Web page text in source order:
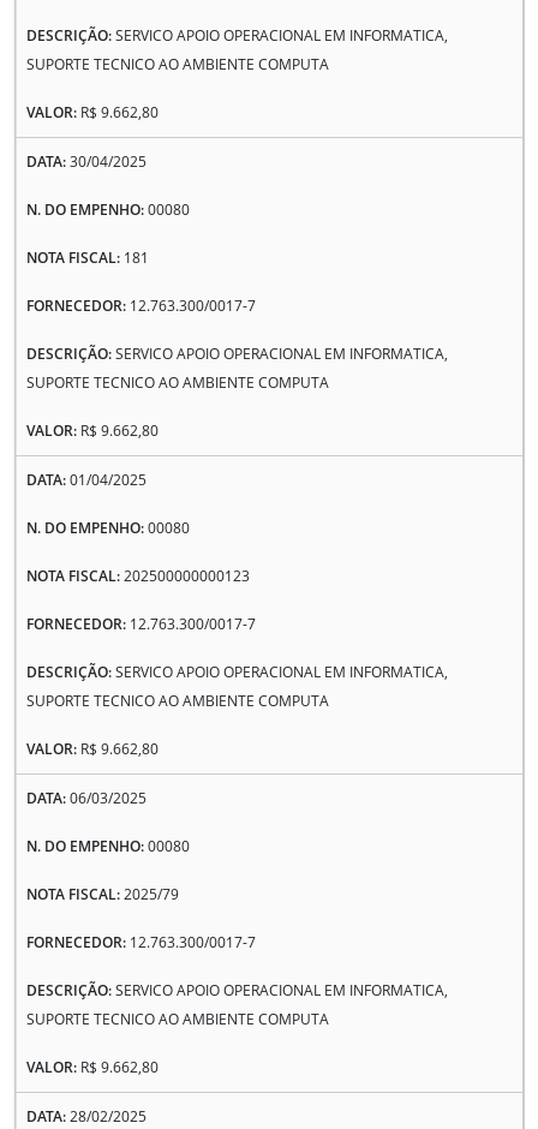
SERVICO APOIO OPERACIONAL EM INFORMATICA,
SUPORTE TECNICO AO AMBIENTE COMPUTA
R$ 9.662,80
30/04/2025
00080
181
12.763.300/0017-7
SERVICO APOIO OPERACIONAL EM INFORMATICA,
SUPORTE TECNICO AO AMBIENTE COMPUTA
R$ 9.662,80
01/04/2025
00080
202500000000123
12.763.300/0017-7
SERVICO APOIO OPERACIONAL EM INFORMATICA,
SUPORTE TECNICO AO AMBIENTE COMPUTA
R$ 9.662,80
06/03/2025
00080
2025/79
12.763.300/0017-7
SERVICO APOIO OPERACIONAL EM INFORMATICA,
SUPORTE TECNICO AO AMBIENTE COMPUTA
R$ 9.662,80
28/02/2025